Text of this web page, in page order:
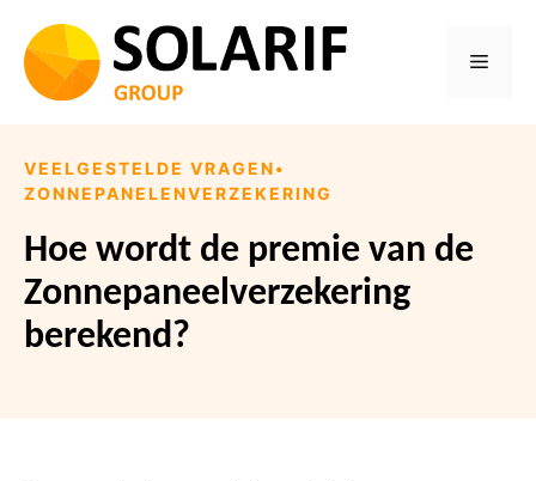
naar
Menu
VEELGESTELDE VRAGEN•
ZONNEPANELENVERZEKERING
Hoe wordt de premie van de
Zonnepaneelverzekering
berekend?